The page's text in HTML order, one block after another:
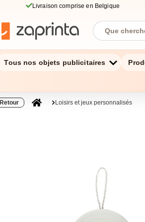
Livraison comprise en Belgique
Tous nos objets publicitaires
Retour Loisirs et jeux personnalisés